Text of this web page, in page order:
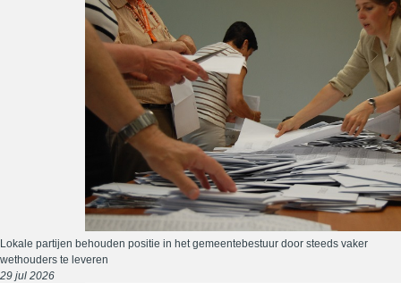
Lokale partijen behouden positie in het gemeentebestuur door steeds vaker
wethouders te leveren
29 jul 2026